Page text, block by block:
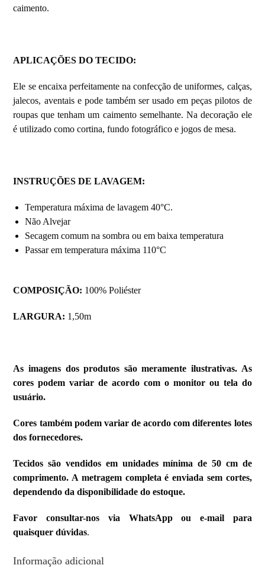
caimento.
APLICAÇÕES DO TECIDO:
Ele se encaixa perfeitamente na confecção de uniformes, calças,
jalecos, aventais e pode também ser usado em peças pilotos de
roupas que tenham um caimento semelhante. Na decoração ele
é utilizado como cortina, fundo fotográfico e jogos de mesa.
INSTRUÇÕES DE LAVAGEM:
Temperatura máxima de lavagem 40°C.
Não Alvejar
Secagem comum na sombra ou em baixa temperatura
Passar em temperatura máxima 110°C
COMPOSIÇÃO: 100% Poliéster
LARGURA: 1,50m
As imagens dos produtos são meramente ilustrativas. As
cores podem variar de acordo com o monitor ou tela do
usuário.
Cores também podem variar de acordo com diferentes lotes
dos fornecedores.
Tecidos são vendidos em unidades mínima de 50 cm de
comprimento. A metragem completa é enviada sem cortes,
dependendo da disponibilidade do estoque.
Favor consultar-nos via WhatsApp ou e-mail para
quaisquer dúvidas.
Informação adicional